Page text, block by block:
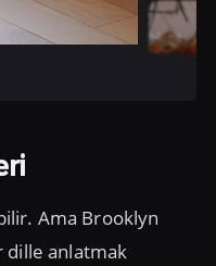
Ama Brooklyn
dille anlatmak